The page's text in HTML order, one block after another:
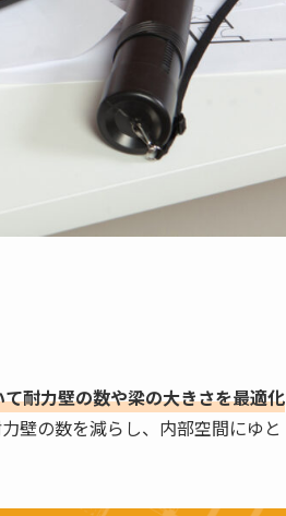
耐力壁の数や梁の大きさを最適化
壁の数を減らし、内部空間にゆと